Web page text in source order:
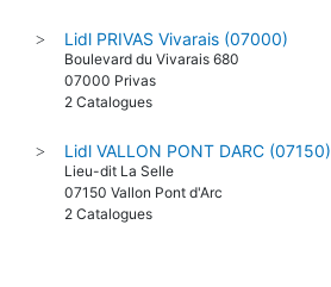
> Lidl PRIVAS Vivarais (07000)
Boulevard du Vivarais 680
07000 Privas
2 Catalogues
> Lidl VALLON PONT DARC (07150)
Lieu-dit La Selle
07150 Vallon Pont d'Arc
2 Catalogues